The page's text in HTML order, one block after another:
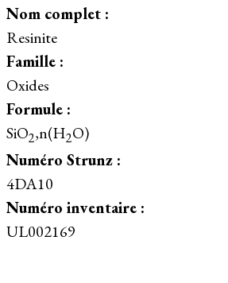
Nom complet :
Resinite
Famille :
Oxides
Formule :
SiO2,n(H2O)
Numéro Strunz :
4DA10
Numéro inventaire :
UL002169